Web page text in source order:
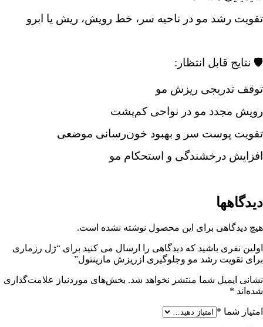
تقویت رشد مو در ناحیه سر، خط رویش، ریش یا ابرو
🛡️ نتایج قابل انتظار:
توقف تدریجی ریزش مو
رویش مجدد مو در نواحی کم‌پشت
تقویت پوست سر و بهبود خون‌رسانی موضعی
افزایش درخشندگی و استحکام مو
دیدگاهها
هیچ دیدگاهی برای این محصول نوشته نشده است.
اولین نفری باشید که دیدگاهی را ارسال می کنید برای “ژل رزماری
برای تقویت رشد مو وجلوگیری ازریزش مارینتول”
نشانی ایمیل شما منتشر نخواهد شد. بخش‌های موردنیاز علامت‌گذاری
شده‌اند *
امتیاز شما *